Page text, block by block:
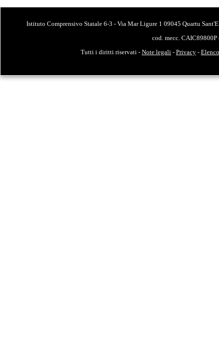
Istituto Comprensivo Statale 6-3 - Via Mar Ligure 1 09045 Quartu
cod. mecc.
Tutti i diritti riservati - Note legali - Privacy -